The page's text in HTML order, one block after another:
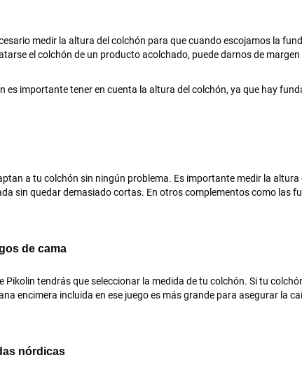
medir la altura del colchón para que cuando escojamos la
el colchón de un producto acolchado, puede darnos de
es importante tener en cuenta la altura del colchón, ya que hay
a tu colchón sin ningún problema. Es importante medir la
sin quedar demasiado cortas. En otros complementos como las
de cama
Pikolin tendrás que seleccionar la medida de tu colchón. Si tu
encimera incluida en ese juego es más grande para asegurar la
nórdicas